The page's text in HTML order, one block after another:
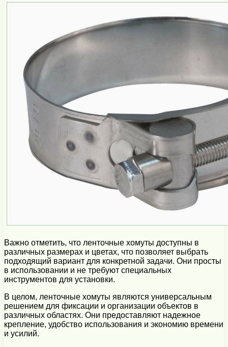
Важно отметить, что ленточные хомуты доступны в
различных размерах и цветах, что позволяет выбрать
подходящий вариант для конкретной задачи. Они просты
в использовании и не требуют специальных
инструментов для установки.
В целом, ленточные хомуты являются универсальным
решением для фиксации и организации объектов в
различных областях. Они предоставляют надежное
крепление, удобство использования и экономию времени
и усилий.